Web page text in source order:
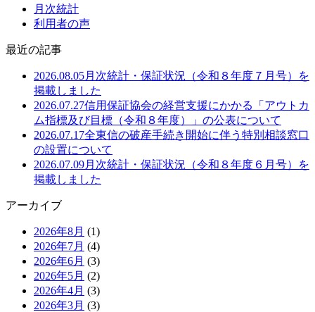
月次統計
利用者の声
最近の記事
2026.08.05月次統計・保証状況（令和８年度７月号）を
掲載しました
2026.07.27信用保証協会の経営支援にかかる「アウトカ
ム指標及び目標（令和８年度）」の公表について
2026.07.17全東信の破産手続き開始に伴う特別相談窓口
の設置について
2026.07.09月次統計・保証状況（令和８年度６月号）を
掲載しました
アーカイブ
2026年8月 (1)
2026年7月 (4)
2026年6月 (3)
2026年5月 (2)
2026年4月 (3)
2026年3月 (3)